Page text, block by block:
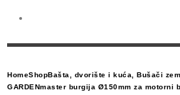
HomeShopBašta, dvorište i kuća
Bušači
GARDENmaster burgija Ø150mm za motorni